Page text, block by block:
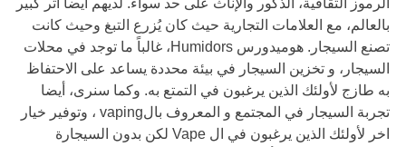
الرموز الثقافية، الذكور والإناث على حد سواء. لديهم أيضا أثر كبير
بالعالم، مع العلامات التجارية حيث كان يُزرع التبغ وحيث كانت
تصنع السيجار. هوميدورس Humidors، غالباً ما توجد في محلات
السيجار، و تخزين السيجار في بيئة محددة يساعد على الاحتفاظ
به طازج لأولئك الذين يرغبون في التمتع به. وكما سنرى، أيضا
تجربة السيجار في المجتمع و المعروف بالvaping ، وتوفير خيار
اخر لأولئك الذين يرغبون في ال Vape لكن بدون السيجارة